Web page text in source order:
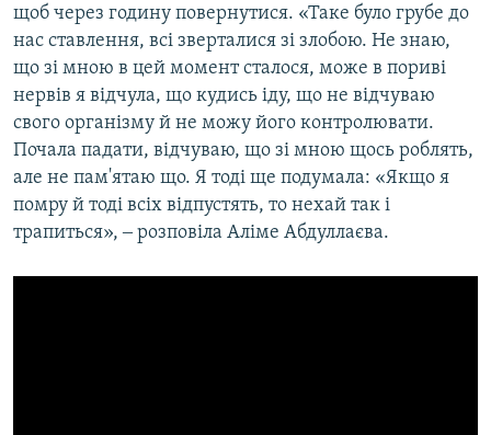
щоб через годину повернутися. «Таке було грубе до
нас ставлення, всі зверталися зі злобою. Не знаю,
що зі мною в цей момент сталося, може в пориві
нервів я відчула, що кудись іду, що не відчуваю
свого організму й не можу його контролювати.
Почала падати, відчуваю, що зі мною щось роблять,
але не пам'ятаю що. Я тоді ще подумала: «Якщо я
помру й тоді всіх відпустять, то нехай так і
трапиться», ‒ розповіла Аліме Абдуллаєва.